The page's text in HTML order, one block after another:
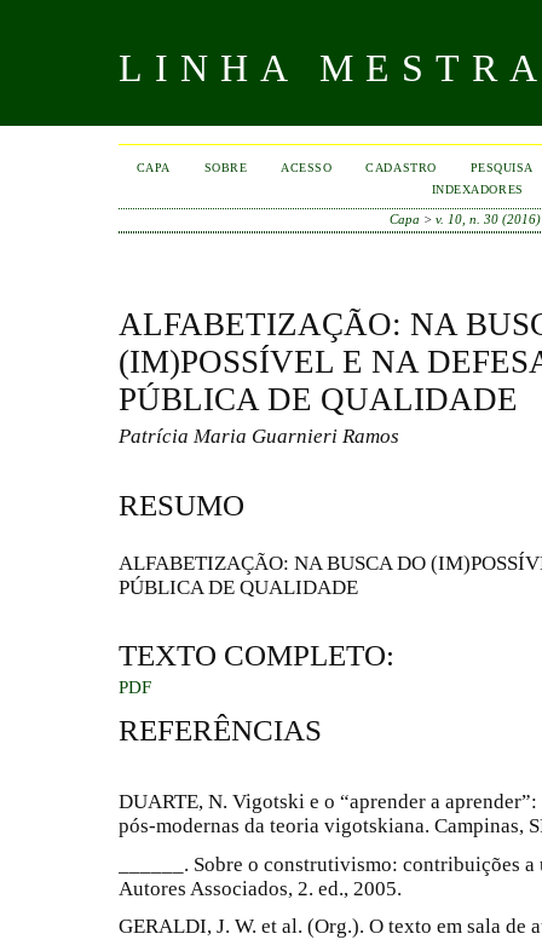
LINHA
CAPA SOBRE ACESSO CADASTRO
PESQUISA
INDEXADORES
Capa > v. 10, n. 30 (2016)
ALFABETIZAÇÃO: NA
(IM)POSSÍVEL E NA
PÚBLICA DE QUALIDADE
Patrícia Maria Guarnieri Ramos
RESUMO
ALFABETIZAÇÃO: NA BUSCA DO
PÚBLICA DE QUALIDADE
TEXTO COMPLETO:
PDF
REFERÊNCIAS
DUARTE, N. Vigotski e o “aprender a
pós-modernas da teoria vigotskiana. Campinas,
______. Sobre o construtivismo: contribuições
Autores Associados, 2. ed., 2005.
GERALDI, J. W. et al. (Org.). O texto em sala de